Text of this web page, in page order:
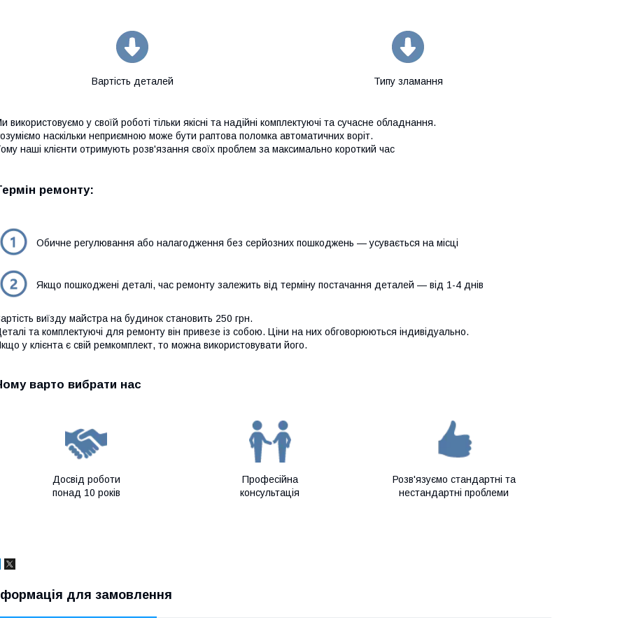
Вартість деталей Типу зламання
використовуємо у своїй роботі тільки якісні та надійні комплектуючі та сучасне обладнання.
наскільки неприємною може бути раптова поломка автоматичних воріт.
наші клієнти отримують розв'язання своїх проблем за максимально короткий час
ремонту:
Обичне регулювання або налагодження без серйозних пошкоджень — усувається на місці
Якщо пошкоджені деталі, час ремонту залежить від терміну постачання деталей — від 1-4 днів
виїзду майстра на будинок становить 250 грн.
та комплектуючі для ремонту він привезе із собою. Ціни на них обговорюються індивідуально.
у клієнта є свій ремкомплект, то можна використовувати його.
варто вибрати нас
Досвід роботи
понад 10 років
Професійна
консультація
Розв'язуємо стандартні та
нестандартні проблеми
для замовлення